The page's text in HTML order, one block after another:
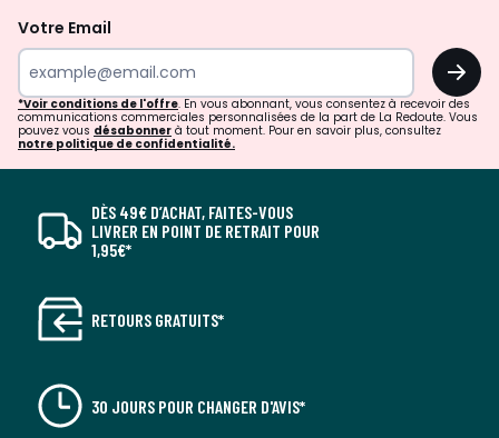
Votre Email
OK
*Voir conditions de l'offre. En vous abonnant, vous consentez à recevoir des
communications commerciales personnalisées de la part de La Redoute. Vous
pouvez vous désabonner à tout moment. Pour en savoir plus, consultez
notre politique de confidentialité.
DÈS 49€ D’ACHAT, FAITES-VOUS
LIVRER EN POINT DE RETRAIT POUR
1,95€*
RETOURS GRATUITS*
30 JOURS POUR CHANGER D'AVIS*